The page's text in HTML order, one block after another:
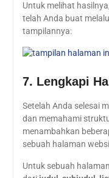
Untuk melihat
telah Anda buat
tampilannya:
7. Lengkapi
Setelah Anda selesai
dan memahami
menambahkan
sebuah halaman
Untuk sebuah